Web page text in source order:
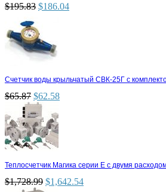
$195.83 $186.04
Счетчик воды крыльчатый СВК-25Г с
$65.87 $62.58
Теплосчетчик Магика серии Е с двумя
$1,728.99 $1,642.54